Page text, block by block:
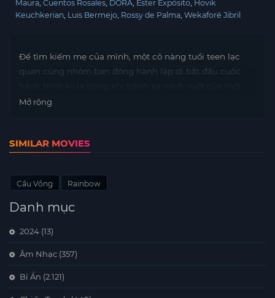
Maura Cuentos Rosales DORA Ester Expósito Hovik
Keuchkerian Luis Bermejo Rossy de Palma Wekaforé Jibril
Để tìm kiếm mẹ của mình, một cô nàng tuổi teen lạc
quan cùng nhóm bạn đồng hành lập dị bắt đầu cuộc
phụ nữ hiểm ác.
Mở rộng
SIMILAR MOVIES
Cầu Vồng Rainbow
Danh mục
2024 (13)
Âm Nhạc (357)
Bí Ẩn (2.121)